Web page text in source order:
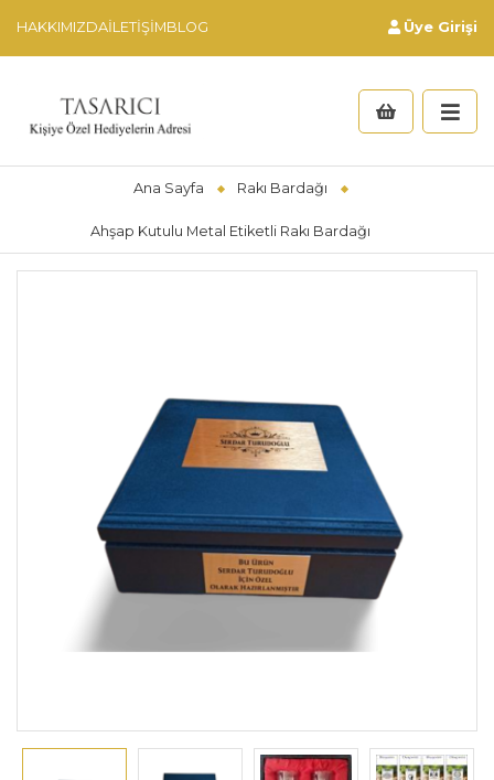
HAKKIMIZDAİLETIŞIMBLOG Üye Girişi
Ana Sayfa Rakı Bardağı
Ahşap Kutulu Metal Etiketli Rakı Bardağı